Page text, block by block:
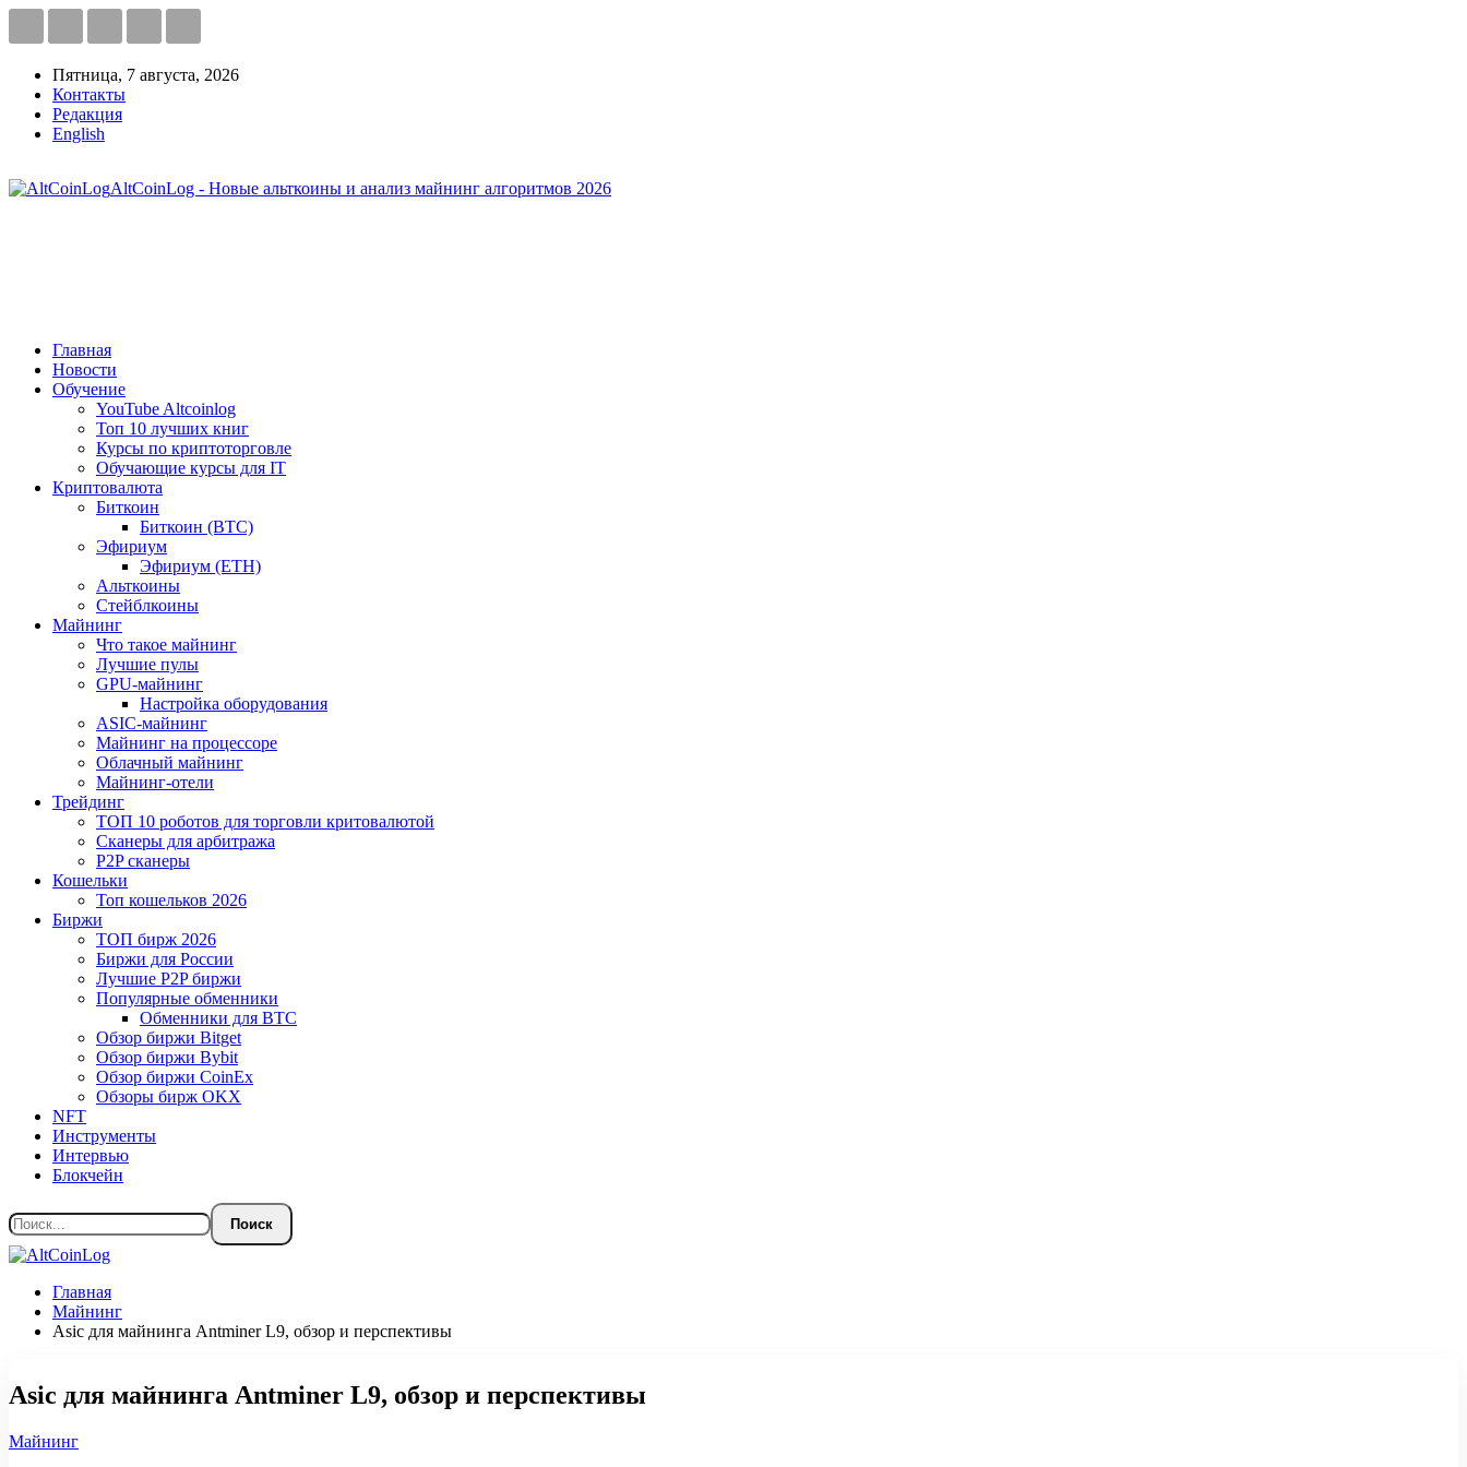
Пятница, 7 августа, 2026
Контакты
Редакция
English
AltCoinLog - Новые альткоины и анализ майнинг алгоритмов 2026
Главная
Новости
Обучение
YouTube Altcoinlog
Топ 10 лучших книг
Курсы по криптоторговле
Обучающие курсы для IT
Криптовалюта
Биткоин
Биткоин (BTC)
Эфириум
Эфириум (ETH)
Альткоины
Стейблкоины
Майнинг
Что такое майнинг
Лучшие пулы
GPU-майнинг
Настройка оборудования
ASIC-майнинг
Майнинг на процессоре
Облачный майнинг
Майнинг-отели
Трейдинг
ТОП 10 роботов для торговли критовалютой
Сканеры для арбитража
P2P сканеры
Кошельки
Топ кошельков 2026
Биржи
ТОП бирж 2026
Биржи для России
Лучшие P2P биржи
Популярные обменники
Обменники для BTC
Обзор биржи Bitget
Обзор биржи Bybit
Обзор биржи CoinEx
Обзоры бирж OKX
NFT
Инструменты
Интервью
Блокчейн
Главная
Майнинг
Asic для майнинга Antminer L9, обзор и перспективы
Asic для майнинга Antminer L9, обзор и перспективы
Майнинг